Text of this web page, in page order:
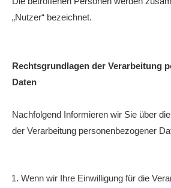
„Nutzer“ bezeichnet.
Rechtsgrundlagen der Verarbeitung
Daten
Nachfolgend Informieren wir Sie über
der Verarbeitung personenbezogener
Wenn wir Ihre Einwilligung für die